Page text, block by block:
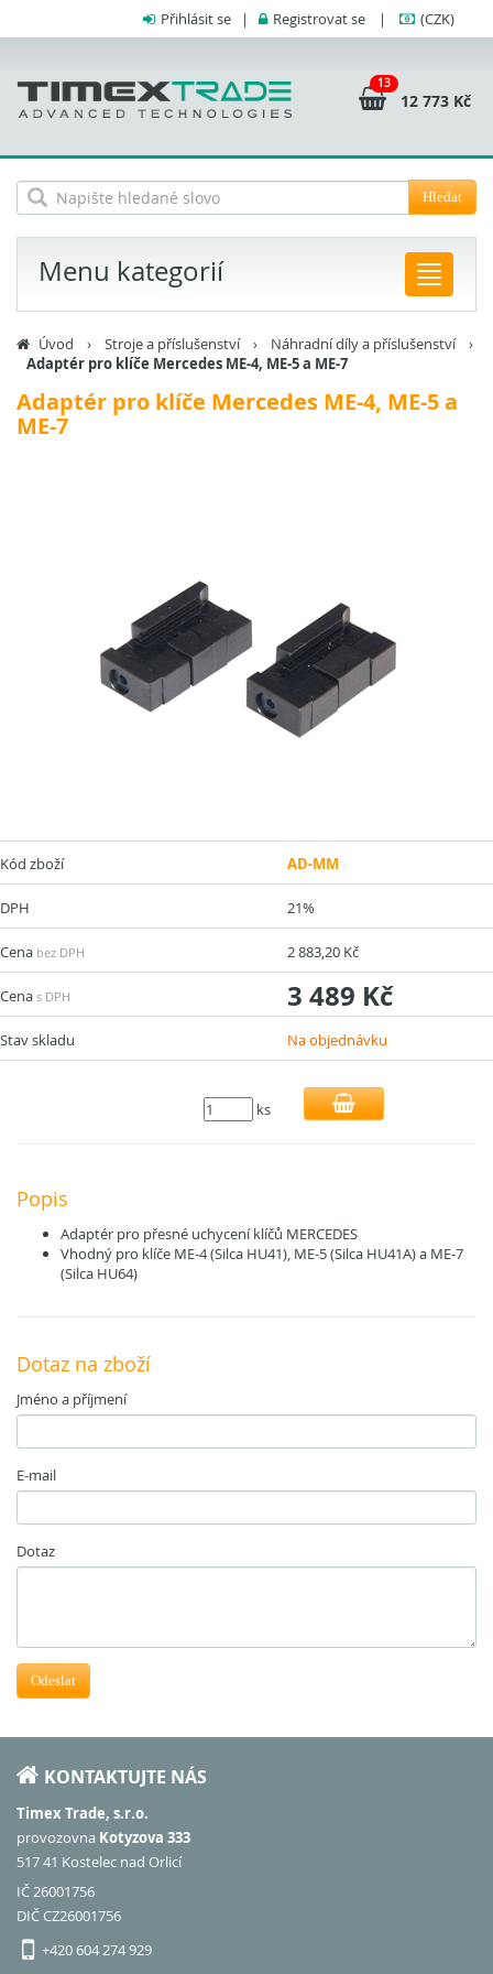
Přihlásit se | Registrovat se | (CZK)
13
12 773 Kč
Hledat
Menu kategorií
Úvod › Stroje a příslušenství› Náhradní díly a příslušenství›
Adaptér pro klíče Mercedes ME-4, ME-5 a ME-7
Adaptér pro klíče Mercedes ME-4, ME-5 a
ME-7
Kód zboží AD-MM
DPH 21%
Cena bez DPH 2 883,20 Kč
Cena s DPH 3 489 Kč
Stav skladu Na objednávku
ks
Popis
Adaptér pro přesné uchycení klíčů MERCEDES
Vhodný pro klíče ME-4 (Silca HU41), ME-5 (Silca HU41A) a ME-7
(Silca HU64)
Dotaz na zboží
Jméno a příjmení
E-mail
Dotaz
Odeslat
KONTAKTUJTE NÁS
Timex Trade, s.r.o.
provozovna Kotyzova 333
517 41 Kostelec nad Orlicí
IČ 26001756
DIČ CZ26001756
+420 604 274 929